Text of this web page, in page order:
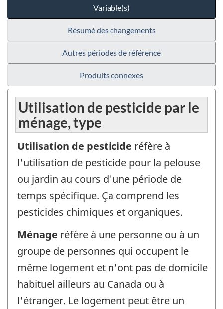
Variable(s)
Résumé des changements
Autres périodes de référence
Produits connexes
Utilisation de pesticide par le
ménage, type
Utilisation de pesticide réfère à
l'utilisation de pesticide pour la pelouse
ou jardin au cours d'une période de
temps spécifique. Ça comprend les
pesticides chimiques et organiques.
Ménage réfère à une personne ou à un
groupe de personnes qui occupent le
même logement et n'ont pas de domicile
habituel ailleurs au Canada ou à
l'étranger. Le logement peut être un